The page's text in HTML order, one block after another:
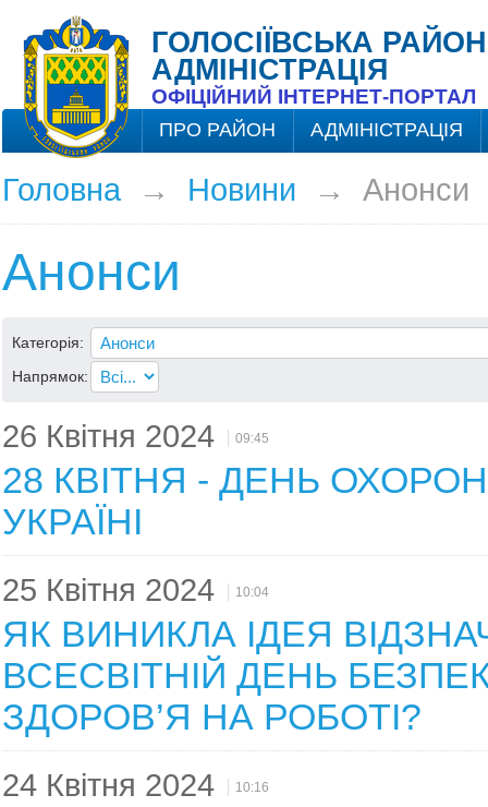
ГОЛОСІЇВСЬКА
АДМІНІСТРАЦІЯ
ОФІЦІЙНИЙ ІНТЕРНЕТ-ПОРТАЛ
ПРО РАЙОН АДМІНІСТРАЦІЯ
Головна→ Новини → Анонси
Анонси
Категорія:
Напрямок:
26 Квітня 2024 09:45
28 КВІТНЯ - ДЕНЬ
УКРАЇНІ
25 Квітня 2024 10:04
ЯК ВИНИКЛА ІДЕЯ
ВСЕСВІТНІЙ ДЕНЬ
ЗДОРОВ’Я НА РОБОТІ?
24 Квітня 2024 10:16